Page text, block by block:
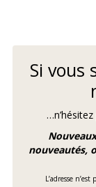
Si vous
nouveautés,
L’adresse